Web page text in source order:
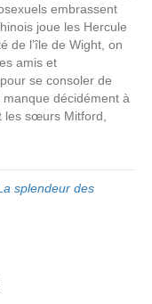
embrassent
joue les Hercule
de l’île de Wight, on
amis et
se consoler de
manque décidément à
les sœurs Mitford,
splendeur des